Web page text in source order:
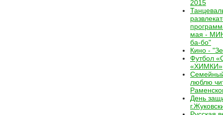
2015
мая -
ба-бо"
Кино -
Футбол
«ХИМКИ»
люблю
День